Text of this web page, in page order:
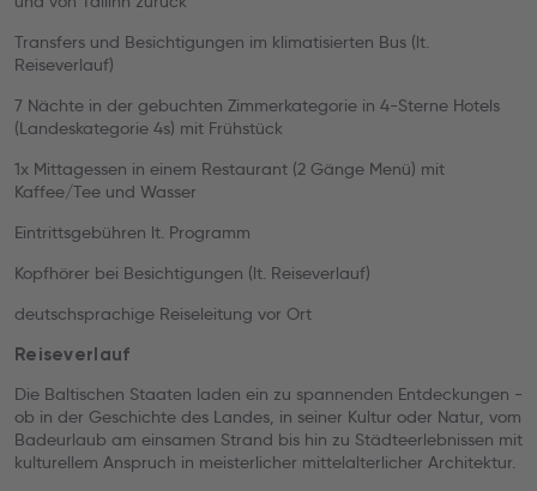
Transfers und Besichtigungen im klimatisierten Bus (lt.
Reiseverlauf)
7 Nächte in der gebuchten Zimmerkategorie in 4-Sterne Hotels
(Landeskategorie 4s) mit Frühstück
1x Mittagessen in einem Restaurant (2 Gänge Menü) mit
Kaffee/Tee und Wasser
Eintrittsgebühren lt. Programm
Kopfhörer bei Besichtigungen (lt. Reiseverlauf)
deutschsprachige Reiseleitung vor Ort
Reiseverlauf
Die Baltischen Staaten laden ein zu spannenden Entdeckungen -
ob in der Geschichte des Landes, in seiner Kultur oder Natur, vom
Badeurlaub am einsamen Strand bis hin zu Städteerlebnissen mit
kulturellem Anspruch in meisterlicher mittelalterlicher Architektur.